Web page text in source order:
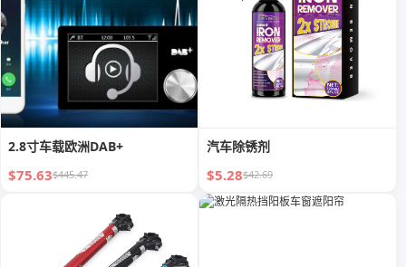
2.8寸车载欧洲DAB+
$75.63$445.47
汽车除锈剂
$5.28$42.69